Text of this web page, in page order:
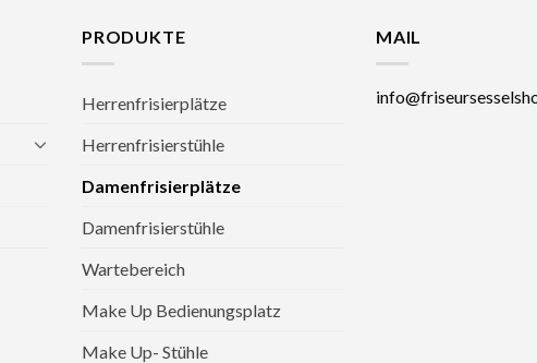
PRODUKTE
Herrenfrisierplätze
Herrenfrisierstühle
Damenfrisierplätze
Damenfrisierstühle
Wartebereich
Make Up Bedienungsplatz
Make Up- Stühle
MAIL